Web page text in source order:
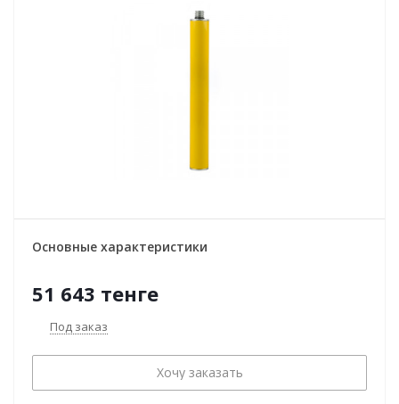
Основные характеристики
51 643 тенге
Под заказ
Хочу заказать